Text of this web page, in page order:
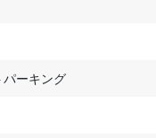
パーキング